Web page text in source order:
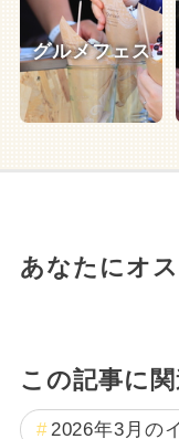
グルメフェス
あなたにオ
この記事に
2026年3月の